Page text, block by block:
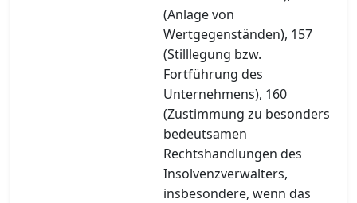
(Anlage von
Wertgegenständen), 157
(Stilllegung bzw.
Fortführung des
Unternehmens), 160
(Zustimmung zu besonders
bedeutsamen
Rechtshandlungen des
Insolvenzverwalters,
insbesondere, wenn das